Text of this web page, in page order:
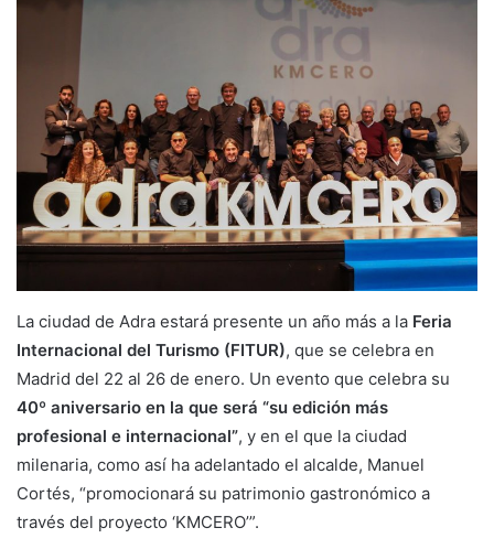
La ciudad de Adra estará presente un año más a la Feria
Internacional del Turismo (FITUR), que se celebra en
Madrid del 22 al 26 de enero. Un evento que celebra su
40º aniversario en la que será “su edición más
profesional e internacional”, y en el que la ciudad
milenaria, como así ha adelantado el alcalde, Manuel
Cortés, “promocionará su patrimonio gastronómico a
través del proyecto ‘KMCERO’”.